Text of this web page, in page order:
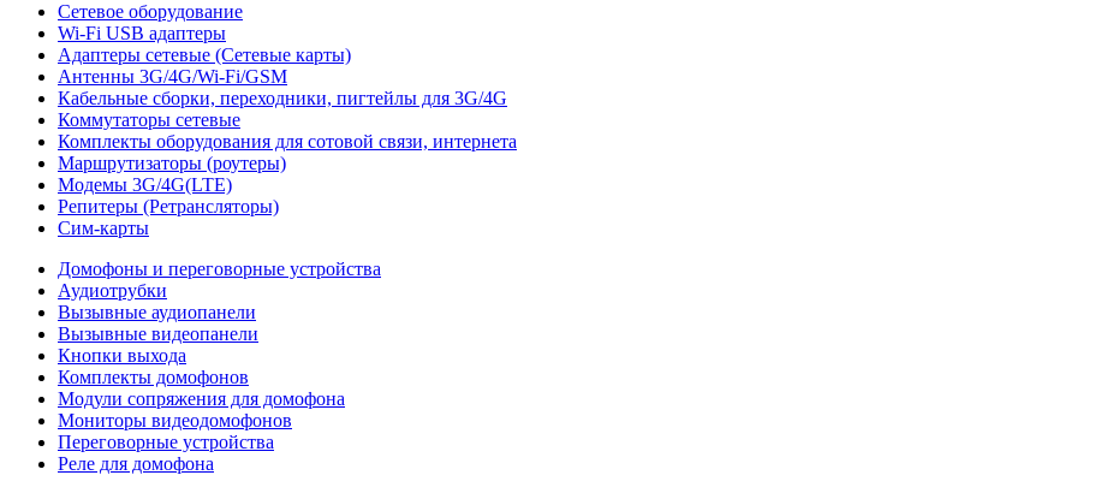
Сетевое оборудование
Wi-Fi USB адаптеры
Адаптеры сетевые (Сетевые карты)
Антенны 3G/4G/Wi-Fi/GSM
Кабельные сборки, переходники, пигтейлы для 3G/4G
Коммутаторы сетевые
Комплекты оборудования для сотовой связи, интернета
Маршрутизаторы (роутеры)
Модемы 3G/4G(LTE)
Репитеры (Ретрансляторы)
Сим-карты
Домофоны и переговорные устройства
Аудиотрубки
Вызывные аудиопанели
Вызывные видеопанели
Кнопки выхода
Комплекты домофонов
Модули сопряжения для домофона
Мониторы видеодомофонов
Переговорные устройства
Реле для домофона